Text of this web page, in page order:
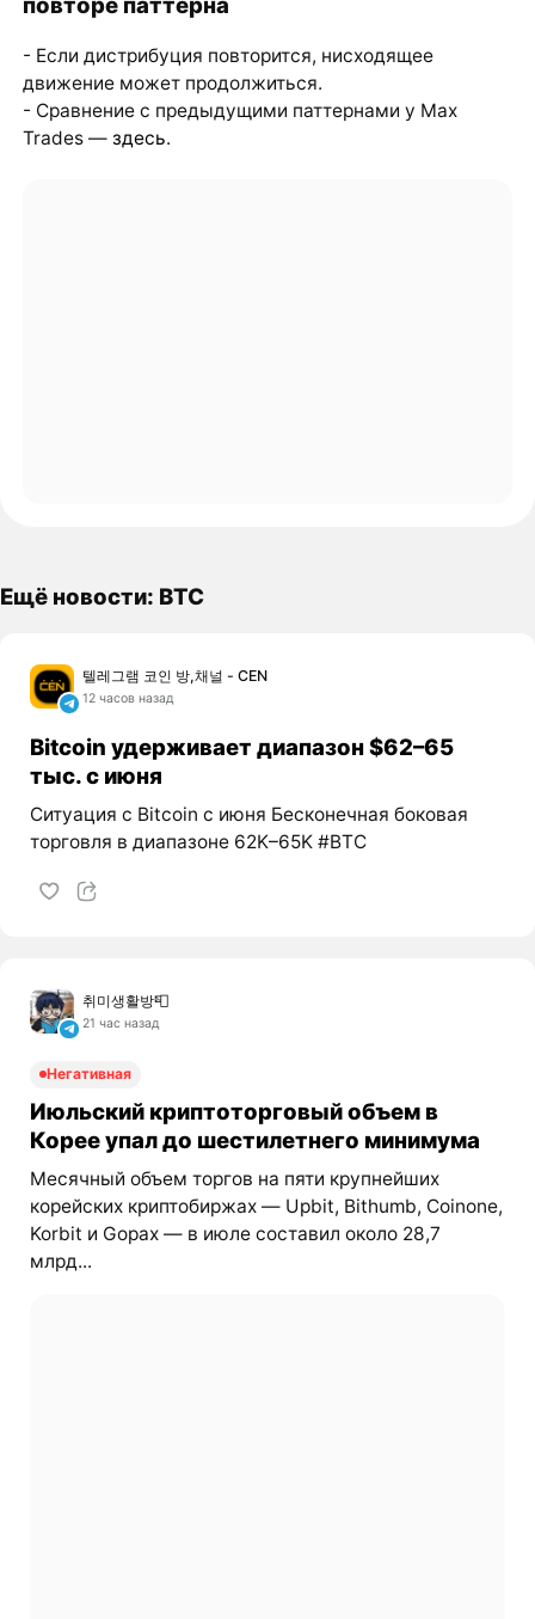
- Если дистрибуция повторится, нисходящее
движение может продолжиться.
- Сравнение с предыдущими паттернами у Max
Trades — здесь.
Ещё новости: BTC
텔레그램 코인 방,채널 - CEN
12 часов назад
Bitcoin удерживает диапазон $62–65
тыс. с июня
Ситуация с Bitcoin с июня Бесконечная боковая
торговля в диапазоне 62K–65K #BTC
취미생활방📮
21 час назад
Негативная
Июльский криптоторговый объем в
Корее упал до шестилетнего минимума
Месячный объем торгов на пяти крупнейших
корейских криптобиржах — Upbit, Bithumb, Coinone,
Korbit и Gopax — в июле составил около 28,7
млрд...